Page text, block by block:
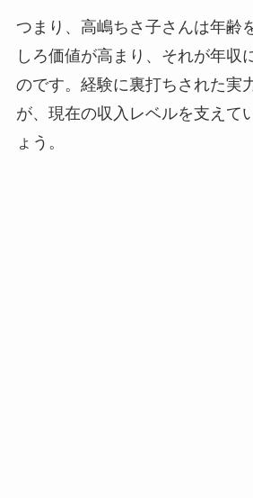
つまり、高嶋ちさ子さんは年齢
しろ価値が高まり、それが年収
のです。経験に裏打ちされた実
が、現在の収入レベルを支えて
ょう。